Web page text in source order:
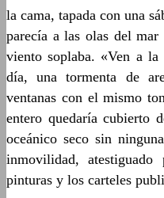
la cama, tapada con una
parecía a las olas del
viento soplaba. «Ven a
día, una tormenta de
ventanas con el mismo
entero quedaría cubierto
oceánico seco sin
inmovilidad,
pinturas y los carteles